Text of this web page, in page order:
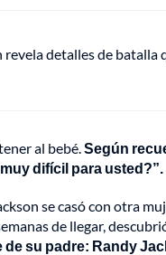
detalles de
al bebé. Según
difícil para usted?”.
se casó con otra
de llegar,
su padre: Randy